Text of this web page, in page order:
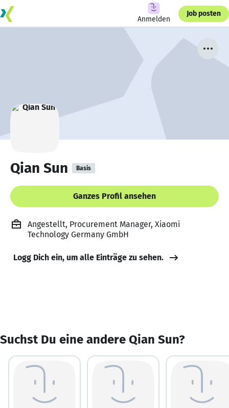
Anmelden
Job posten
Qian Sun Basis
Ganzes Profil ansehen
Angestellt, Procurement Manager, Xiaomi
Technology Germany GmbH
Logg Dich ein, um alle Einträge zu sehen.
Suchst Du eine andere Qian Sun?